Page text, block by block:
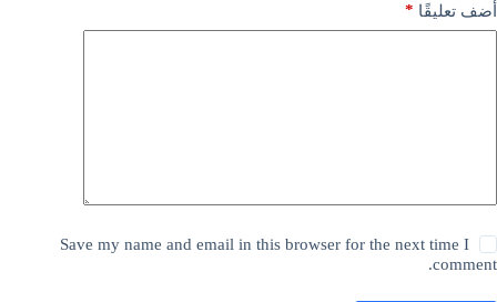
أضف تعليقًا *
Save my name and email in this browser for the next time I
comment.